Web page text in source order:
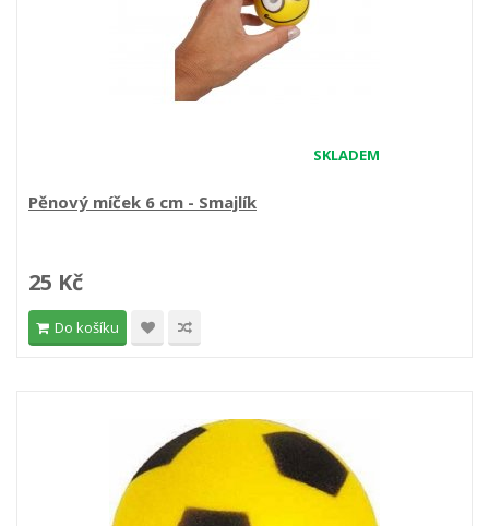
SKLADEM
Pěnový míček 6 cm - Smajlík
25 Kč
Do košíku